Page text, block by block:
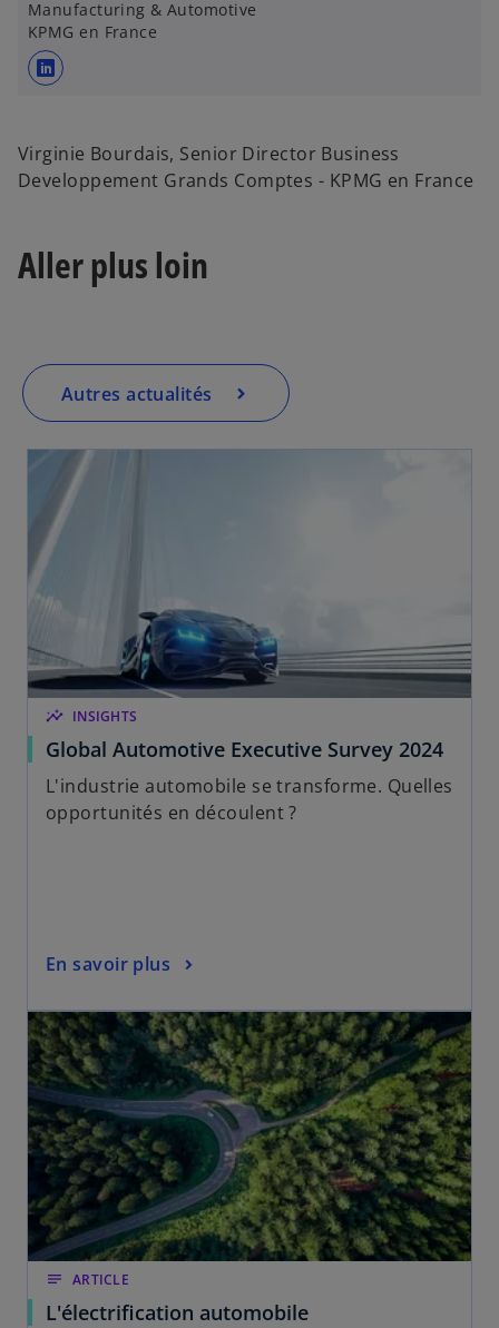
Manufacturing & Automotive
KPMG en France
s
u
v
u
n
o
e
l
l
e
t
Virginie Bourdais, Senior Director Business
Developpement Grands Comptes - KPMG en France
Aller plus loin
Autres actualités
insights INSIGHTS
Global Automotive Executive Survey 2024
L'industrie automobile se transforme. Quelles
opportunités en découlent ?
En savoir plus
notes ARTICLE
L'électrification automobile